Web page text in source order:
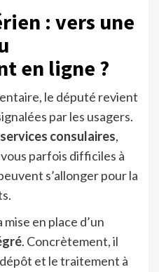
: vers une
en ligne ?
le député revient
par les usagers.
consulaires,
parfois difficiles à
s’allonger pour la
en place d’un
. Concrètement, il
et le traitement à